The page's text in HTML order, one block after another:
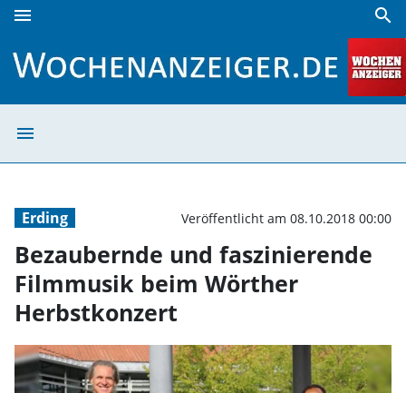
menu search
menu
Erding Veröffentlicht am 08.10.2018 00:00
Bezaubernde und faszinierende
Filmmusik beim Wörther
Herbstkonzert